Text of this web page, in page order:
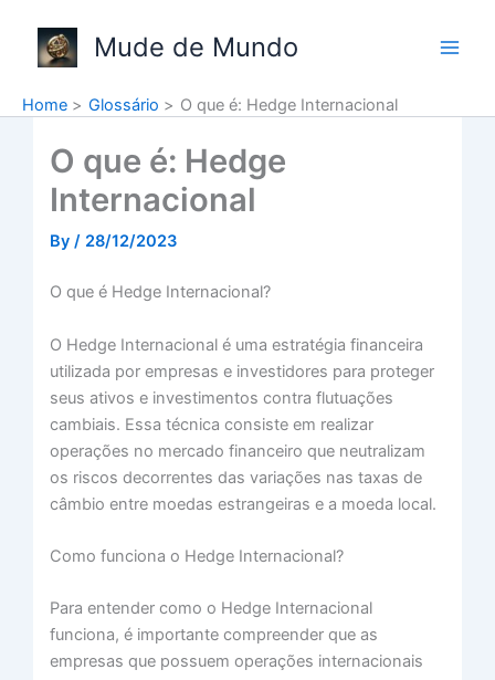
content
Mude de Mundo
Home Glossário O que é: Hedge Internacional
O que é: Hedge
Internacional
By / 28/12/2023
O que é Hedge Internacional?
O Hedge Internacional é uma estratégia financeira
utilizada por empresas e investidores para proteger
seus ativos e investimentos contra flutuações
cambiais. Essa técnica consiste em realizar
operações no mercado financeiro que neutralizam
os riscos decorrentes das variações nas taxas de
câmbio entre moedas estrangeiras e a moeda local.
Como funciona o Hedge Internacional?
Para entender como o Hedge Internacional
funciona, é importante compreender que as
empresas que possuem operações internacionais